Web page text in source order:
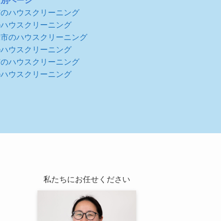
のハウスクリーニング
ハウスクリーニング
市のハウスクリーニング
ハウスクリーニング
のハウスクリーニング
ハウスクリーニング
私たちにお任せください